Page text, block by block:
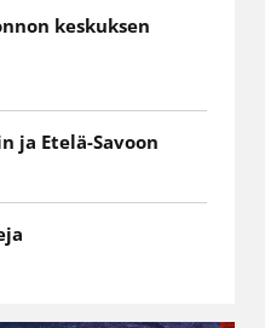
keskuksen
ja Etelä-Savoon